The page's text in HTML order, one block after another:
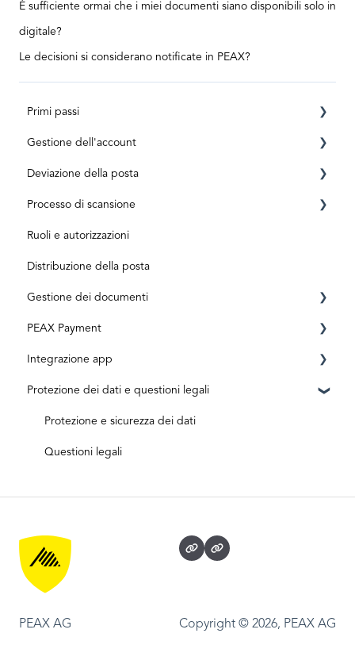
È sufficiente ormai che i miei documenti siano disponibili solo in
digitale?
Le decisioni si considerano notificate in PEAX?
Primi passi
Requisiti
Registrazione
ID level
Aktivierungscode
Abbonamenti e costi
Gestione dell'account
Conto privato
Business Account
Deviazione della posta
Prima dell'attivazione
Dopo l'attivazione
Processo di scansione
Posta in arrivo e scansione
Elaborazione dei documenti
Spedizioni speciali
Documenti originali
Ingressi digitali
Ruoli e autorizzazioni
Distribuzione della posta
Gestione dei documenti
Cassetta postale
Fatture
Archivio
PEAX Payment
Conto transazioni
Conto bancario
Integrazione app
Integrazione di app: Accounto
Integrazione di app: Topal
App-Integration: Bexio
Protezione dei dati e questioni legali
Protezione e sicurezza dei dati
Questioni legali
PEAX AG Copyright © 2026, PEAX AG